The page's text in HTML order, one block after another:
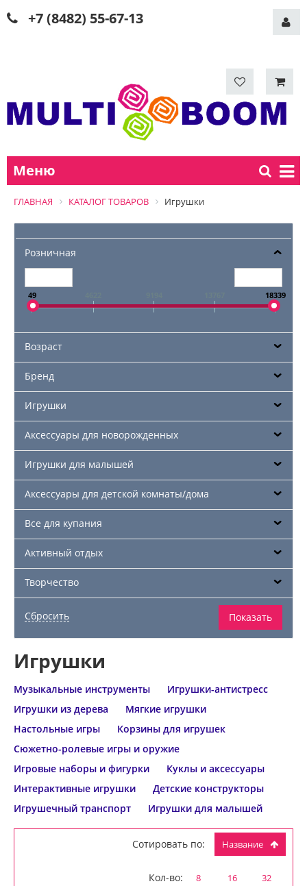
+7 (8482) 55-67-13
Меню
ГЛАВНАЯ КАТАЛОГ ТОВАРОВ Игрушки
Розничная
49 18339
Возраст
Бренд
Игрушки
Аксессуары для новорожденных
Игрушки для малышей
Аксессуары для детской комнаты/дома
Все для купания
Активный отдых
Творчество
Игрушки
Музыкальные инструменты
Игрушки-антистресс
Игрушки из дерева
Мягкие игрушки
Настольные игры
Корзины для игрушек
Сюжетно-ролевые игры и оружие
Игровые наборы и фигурки
Куклы и аксессуары
Интерактивные игрушки
Детские конструкторы
Игрушечный транспорт
Игрушки для малышей
Сотировать по: Название
Кол-во: 8 16 32